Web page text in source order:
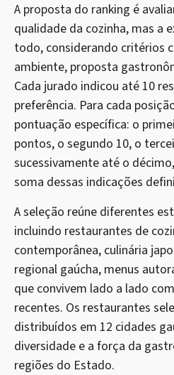
A proposta do ranking é
qualidade da cozinha, mas a
todo, considerando critérios
ambiente, proposta
Cada jurado indicou até 10
preferência. Para cada
pontuação específica: o
pontos, o segundo 10, o
sucessivamente até o
soma dessas indicações
A seleção reúne diferentes
incluindo restaurantes de
contemporânea, culinária
regional gaúcha, menus
que convivem lado a lado
recentes. Os restaurantes
distribuídos em 12 cidades
diversidade e a força da
regiões do Estado.